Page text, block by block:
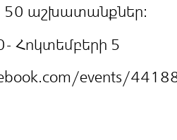
50 աշխատանքներ:
Հոկտեմբերի 5
events/